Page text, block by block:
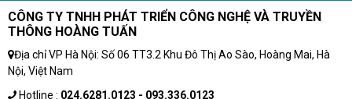
CÔNG TY TNHH PHÁT TRIỂN CÔNG NGHỆ VÀ TRUYỀN
THÔNG HOÀNG TUẤN
Địa chỉ VP Hà Nội: Số 06 TT3.2 Khu Đô Thị Ao Sào, Hoàng Mai, Hà
Nội, Việt Nam
Hotline : 024.6281.0123 - 093.336.0123